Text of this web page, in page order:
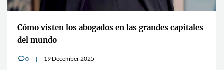
Cómo visten los abogados en las grandes capitales
del mundo
v0 19 December 2025